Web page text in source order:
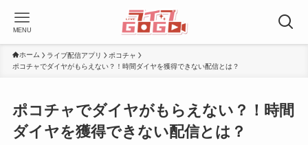
MENU
ホーム ライブ配信アプリ
ポコチャ
ポコチャでダイヤがもらえない？！時間ダイヤを獲得できない配信とは？
ポコチャでダイヤがもらえない？！時間
ダイヤを獲得できない配信とは？